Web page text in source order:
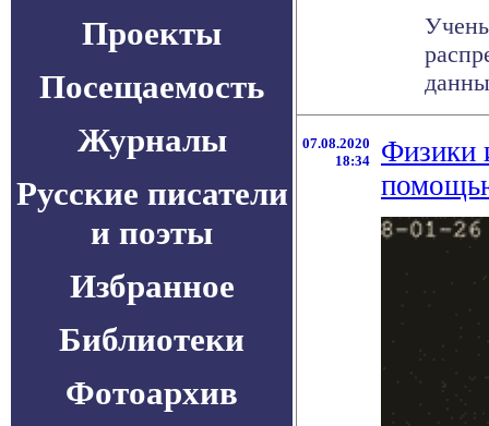
Проекты
Посещаемость
Журналы
Русские писатели
и поэты
Избранное
Библиотеки
Фотоархив
07.08.2020
18:34
Физики